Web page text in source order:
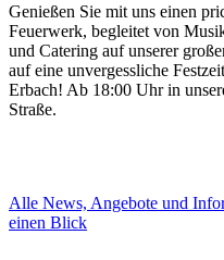
Genießen Sie mit uns einen
Feuerwerk, begleitet von
und Catering auf unserer
auf eine unvergessliche
Erbach! Ab 18:00 Uhr in
Straße.
Alle News, Angebote und
einen Blick